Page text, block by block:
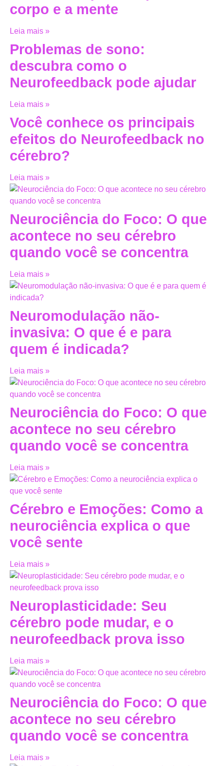
corpo e a mente
Leia mais »
Problemas de sono:
descubra como o
Neurofeedback pode ajudar
Leia mais »
Você conhece os principais
efeitos do Neurofeedback no
cérebro?
Leia mais »
Neurociência do Foco: O que
acontece no seu cérebro
quando você se concentra
Leia mais »
Neuromodulação não-
invasiva: O que é e para
quem é indicada?
Leia mais »
Neurociência do Foco: O que
acontece no seu cérebro
quando você se concentra
Leia mais »
Cérebro e Emoções: Como a
neurociência explica o que
você sente
Leia mais »
Neuroplasticidade: Seu
cérebro pode mudar, e o
neurofeedback prova isso
Leia mais »
Neurociência do Foco: O que
acontece no seu cérebro
quando você se concentra
Leia mais »